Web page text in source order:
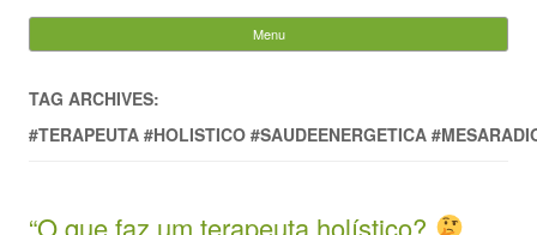
Evandro Legramonte
Menu
TAG ARCHIVES:
#TERAPEUTA #HOLISTICO #SAUDEENERGETICA
“O que faz um terapeuta holístico?